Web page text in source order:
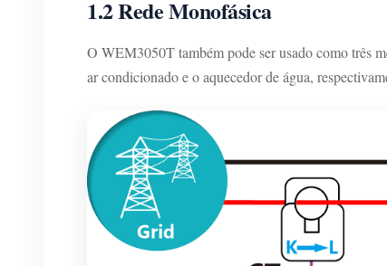
1.2 Rede Monofásica
O WEM3050T também pode ser usado como três
ar condicionado e o aquecedor de água,